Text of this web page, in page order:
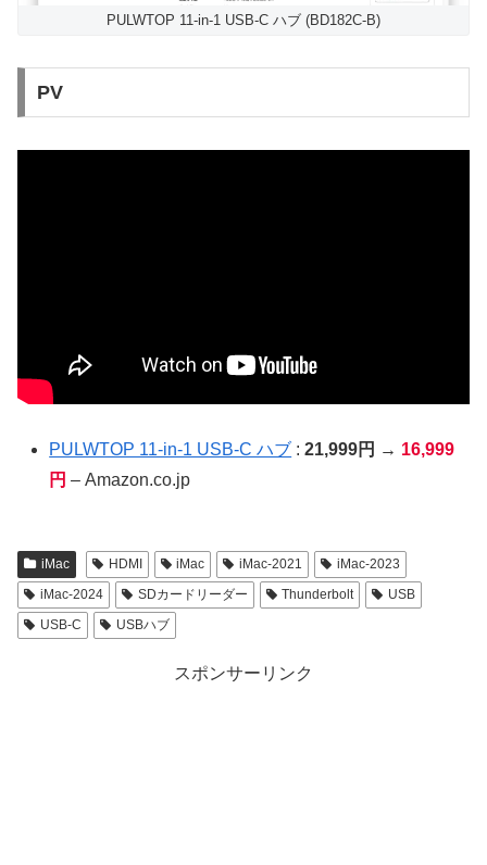
PULWTOP 11-in-1 USB-C ハブ (BD182C-B)
PV
PULWTOP 11-in-1 USB-C ハブ :21,999円 → 16,999
円 – Amazon.co.jp
iMac HDMI iMac iMac-2021
iMac-2023
iMac-2024
SDカードリーダー Thunderbolt
USB
USB-C
USBハブ
スポンサーリンク